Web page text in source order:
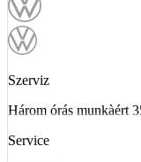
Szerviz
Három órás munkàért
Service